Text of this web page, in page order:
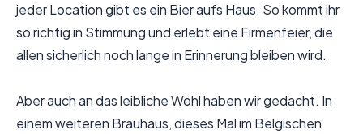
jeder Location gibt es ein Bier aufs Haus. So kommt ihr
so richtig in Stimmung und erlebt eine Firmenfeier, die
allen sicherlich noch lange in Erinnerung bleiben wird.
Aber auch an das leibliche Wohl haben wir gedacht. In
einem weiteren Brauhaus, dieses Mal im Belgischen